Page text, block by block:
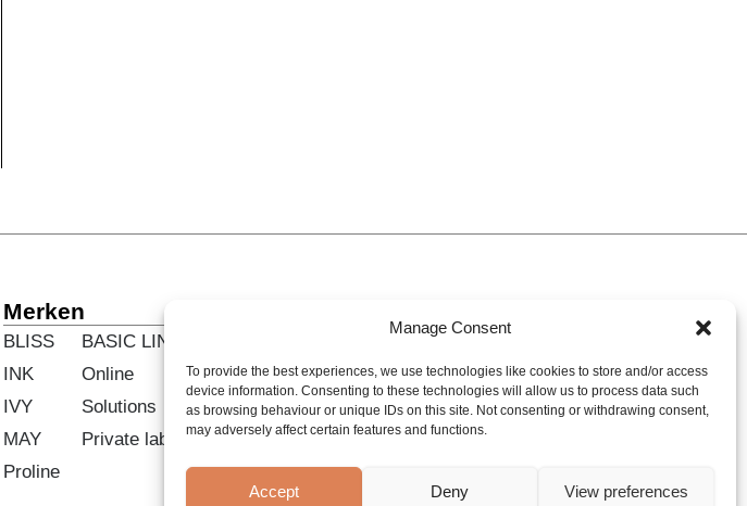
Manage Consent
To provide the best experiences, we use technologies like cookies to store and/or access
device information. Consenting to these technologies will allow us to process data such
as browsing behaviour or unique IDs on this site. Not consenting or withdrawing consent,
may adversely affect certain features and functions.
Accept Deny View preferences
Merken
BLISS
INK
IVY
MAY
Proline
BASIC LINE
Online
Solutions
Private labels
Contactgegevens
Experience &
inspiration center
Vacatures
MySanibell